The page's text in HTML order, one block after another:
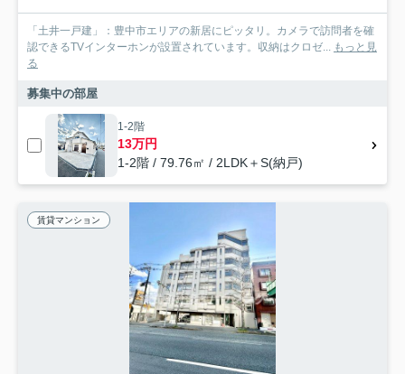
「土井一戸建」：豊中市エリアの新居にピッタリ。カメラで訪問者を確
認できるTVインターホンが設置されています。収納はクロゼ... もっと見
る
募集中の部屋
1-2階
13万円
1-2階 / 79.76㎡ / 2LDK＋S(納戸)
賃貸マンション